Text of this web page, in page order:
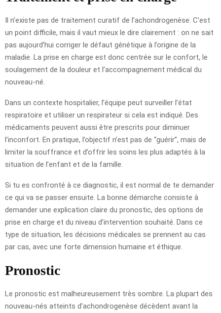
Il n’existe pas de traitement curatif de l’achondrogenèse. C’est
un point difficile, mais il vaut mieux le dire clairement : on ne sait
pas aujourd’hui corriger le défaut génétique à l’origine de la
maladie. La prise en charge est donc centrée sur le confort, le
soulagement de la douleur et l’accompagnement médical du
nouveau-né.
Dans un contexte hospitalier, l’équipe peut surveiller l’état
respiratoire et utiliser un respirateur si cela est indiqué. Des
médicaments peuvent aussi être prescrits pour diminuer
l’inconfort. En pratique, l’objectif n’est pas de “guérir”, mais de
limiter la souffrance et d’offrir les soins les plus adaptés à la
situation de l’enfant et de la famille.
Si tu es confronté à ce diagnostic, il est normal de te demander
ce qui va se passer ensuite. La bonne démarche consiste à
demander une explication claire du pronostic, des options de
prise en charge et du niveau d’intervention souhaité. Dans ce
type de situation, les décisions médicales se prennent au cas
par cas, avec une forte dimension humaine et éthique.
Pronostic
Le pronostic est malheureusement très sombre. La plupart des
nouveau-nés atteints d’achondrogenèse décèdent avant la